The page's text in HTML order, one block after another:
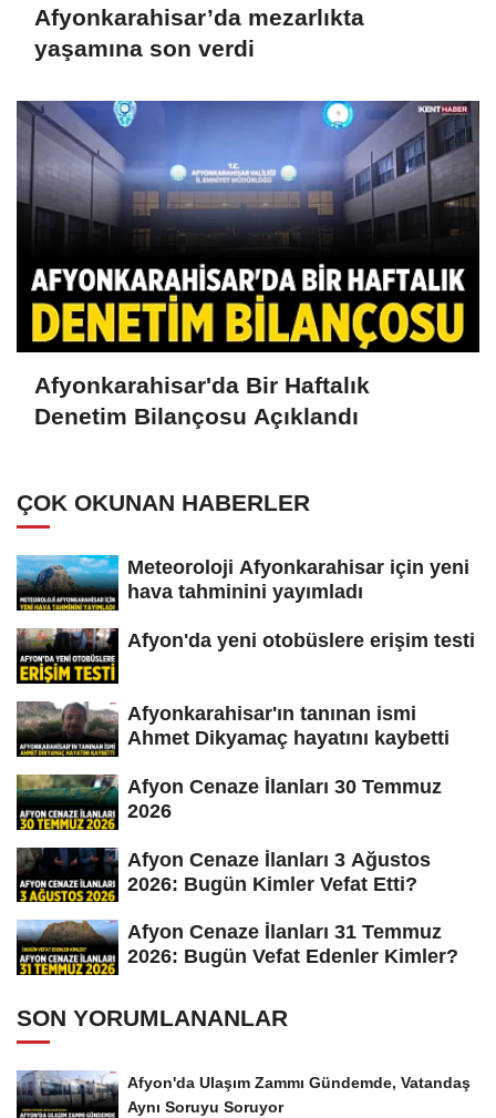
Afyonkarahisar’da mezarlıkta
yaşamına son verdi
Afyonkarahisar'da Bir Haftalık
Denetim Bilançosu Açıklandı
ÇOK OKUNAN HABERLER
Meteoroloji Afyonkarahisar için yeni
hava tahminini yayımladı
Afyon'da yeni otobüslere erişim testi
Afyonkarahisar'ın tanınan ismi
Ahmet Dikyamaç hayatını kaybetti
Afyon Cenaze İlanları 30 Temmuz
2026
Afyon Cenaze İlanları 3 Ağustos
2026: Bugün Kimler Vefat Etti?
Afyon Cenaze İlanları 31 Temmuz
2026: Bugün Vefat Edenler Kimler?
SON YORUMLANANLAR
Afyon'da Ulaşım Zammı Gündemde, Vatandaş
Aynı Soruyu Soruyor